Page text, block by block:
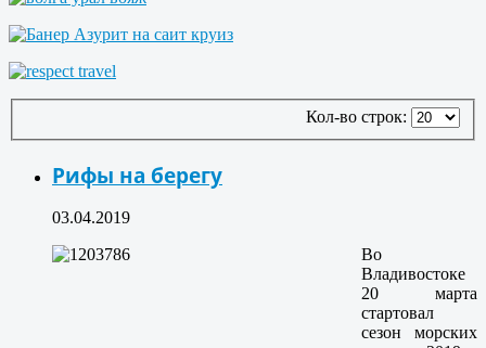
Кол-во строк:
Рифы на берегу
03.04.2019
Во
Владивостоке
20 марта
стартовал
сезон морских